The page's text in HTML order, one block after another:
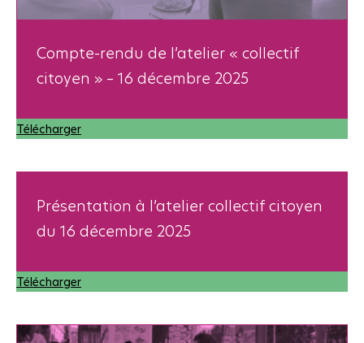
Compte-rendu de l’atelier « collectif
citoyen » – 16 décembre 2025
Télécharger
Présentation à l’atelier collectif citoyen
du 16 décembre 2025
Télécharger